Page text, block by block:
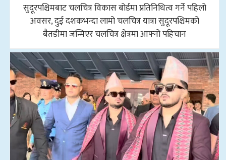
सुदूरपश्चिमबाट चलचित्र विकास बोर्डमा प्रतिनिधित्व गर्ने पहिलो
अवसर, दुई दशकभन्दा लामो चलचित्र यात्रा सुदूरपश्चिमको
बैतडीमा जन्मिएर चलचित्र क्षेत्रमा आफ्नो पहिचान